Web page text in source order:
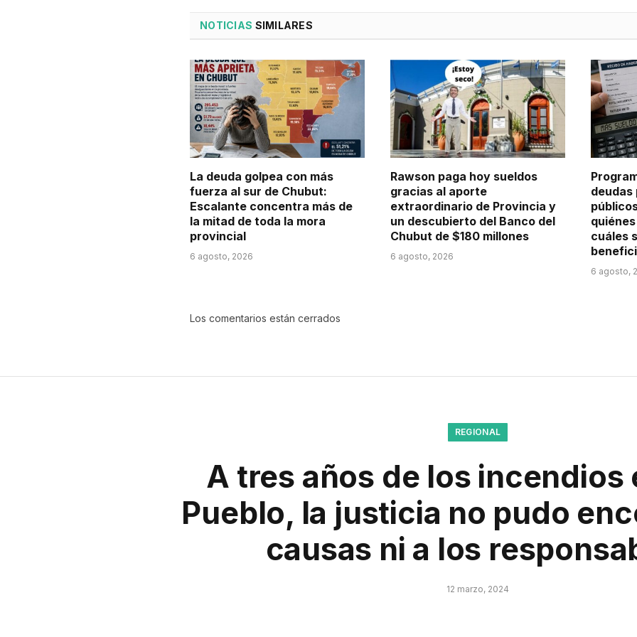
NOTICIAS SIMILARES
La deuda golpea con más
fuerza al sur de Chubut:
Escalante concentra más de
la mitad de toda la mora
provincial
6 agosto, 2026
Rawson paga hoy sueldos
gracias al aporte
extraordinario de Provincia y
un descubierto del Banco del
Chubut de $180 millones
6 agosto, 2026
deudas
cuáles
6 agosto,
Los comentarios están cerrados
REGIONAL
A tres años de los incendios
Pueblo, la justicia no pudo
causas ni a los
12 marzo, 2024